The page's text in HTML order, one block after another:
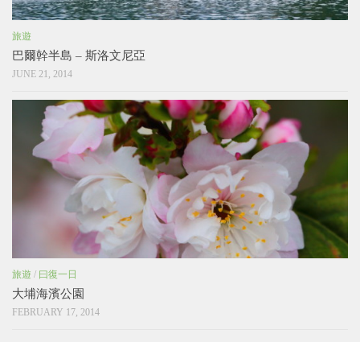
旅遊
巴爾幹半島 – 斯洛文尼亞
JUNE 21, 2014
旅遊 / 曰復一日
大埔海濱公園
FEBRUARY 17, 2014